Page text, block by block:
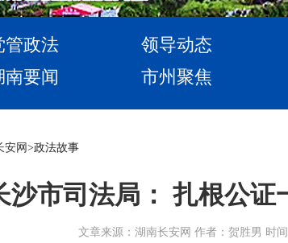
管政法 领导动态
南要闻
市州聚焦
安网 >政法故事
沙市司法局： 扎根公证
文章来源：湖南长安网 作者：贺胜男 时